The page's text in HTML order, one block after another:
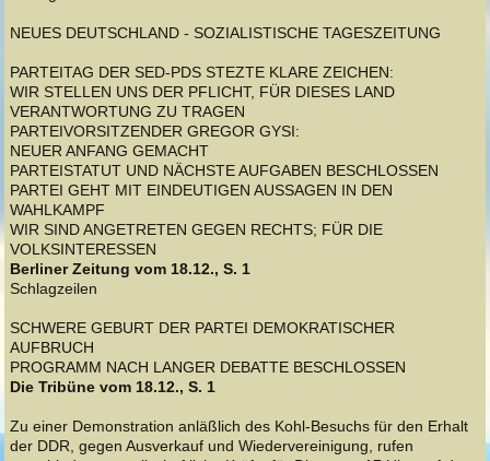
NEUES DEUTSCHLAND - SOZIALISTISCHE TAGESZEITUNG
PARTEITAG DER SED-PDS STEZTE KLARE ZEICHEN:
WIR STELLEN UNS DER PFLICHT, FÜR DIESES LAND
VERANTWORTUNG ZU TRAGEN
PARTEIVORSITZENDER GREGOR GYSI:
NEUER ANFANG GEMACHT
PARTEISTATUT UND NÄCHSTE AUFGABEN BESCHLOSSEN
PARTEI GEHT MIT EINDEUTIGEN AUSSAGEN IN DEN
WAHLKAMPF
WIR SIND ANGETRETEN GEGEN RECHTS; FÜR DIE
VOLKSINTERESSEN
Berliner Zeitung vom 18.12., S. 1
Schlagzeilen
SCHWERE GEBURT DER PARTEI DEMOKRATISCHER
AUFBRUCH
PROGRAMM NACH LANGER DEBATTE BESCHLOSSEN
Die Tribüne vom 18.12., S. 1
Zu einer Demonstration anläßlich des Kohl-Besuchs für den Erhalt
der DDR, gegen Ausverkauf und Wiedervereinigung, rufen